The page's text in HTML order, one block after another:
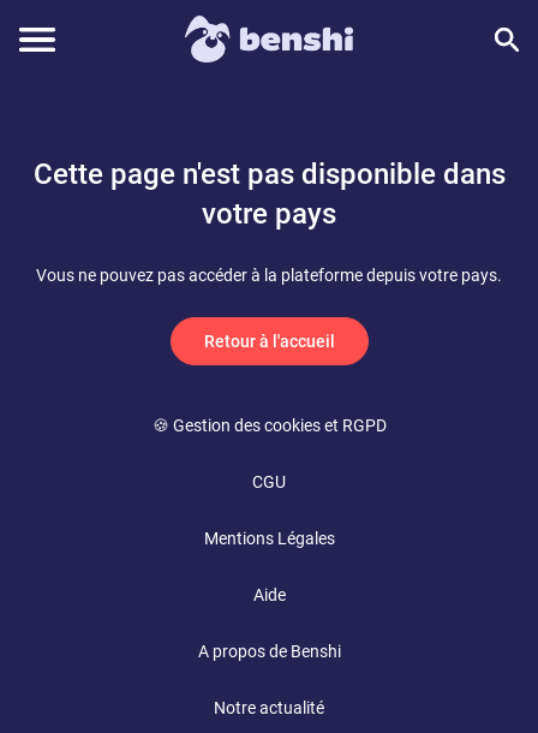
Cette page n'est pas disponible dans
votre pays
Vous ne pouvez pas accéder à la plateforme depuis votre pays.
Retour à l'accueil
🍪 Gestion des cookies et RGPD
CGU
Mentions Légales
Aide
A propos de Benshi
Notre actualité